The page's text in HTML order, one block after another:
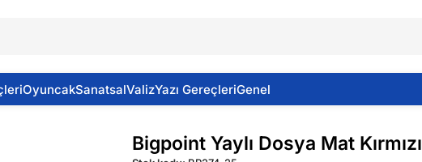
OyuncakSanatsalValizYazı GereçleriGenel
Mat Kırmızı
Bigpoint Yaylı Dosya Mat Kırmızı